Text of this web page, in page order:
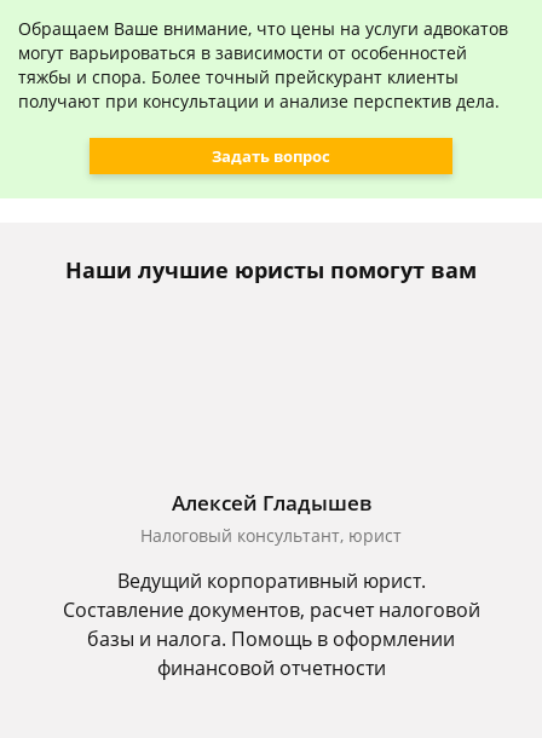
Обращаем Ваше внимание, что цены на услуги адвокатов
могут варьироваться в зависимости от особенностей
тяжбы и спора. Более точный прейскурант клиенты
получают при консультации и анализе перспектив дела.
Задать вопрос
Наши лучшие юристы помогут вам
Алексей Гладышев
Налоговый консультант, юрист
Ведущий корпоративный юрист.
Составление документов, расчет налоговой
базы и налога. Помощь в оформлении
финансовой отчетности